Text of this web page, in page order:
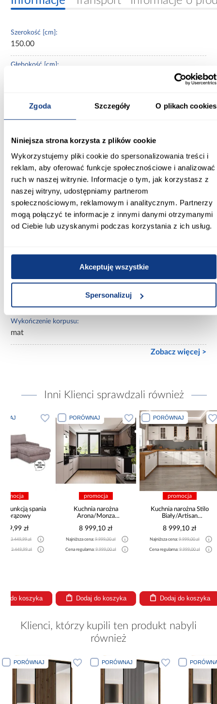
Zgoda Szczegóły O plikach cookies
Niniejsza strona korzysta z plików cookie
Wykorzystujemy pliki cookie do spersonalizowania treści i
reklam, aby oferować funkcje społecznościowe i analizować
ruch w naszej witrynie. Informacje o tym, jak korzystasz z
naszej witryny, udostępniamy partnerom
społecznościowym, reklamowym i analitycznym. Partnerzy
mogą połączyć te informacje z innymi danymi otrzymanymi
od Ciebie lub uzyskanymi podczas korzystania z ich usług.
Akceptuję wszystkie
Spersonalizuj
Szerokość [cm]:
150.00
Głębokość [cm]:
235.20
artisan/czarny
Kolor korpusu:
biały
Wybarwienie:
jasne drewnopodobne
Lustro:
Ilość drzwi:
Wykończenie korpusu:
mat
Zobacz więcej >
Inni Klienci sprawdzali również
PORÓWNAJ
Kuchnia narożna
Najniższa cena: 9 999,00 zł
Cena regularna: 9 999,00 zł
Dodaj do koszyka
PORÓWNAJ
Kuchnia narożna Stilo
Biały/Artisan
Najniższa cena: 9 999,00 zł
Cena regularna: 9 999,00 zł
Dodaj do koszyka
Kuchnia
Storm/
Najniższa
Cena
Klienci, którzy kupili ten produkt nabyli
również
PORÓWNAJ PORÓWNAJ